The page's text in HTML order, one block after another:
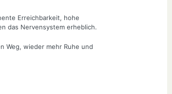
Erreichbarkeit, hohe
das Nervensystem erheblich.
Weg, wieder mehr Ruhe und